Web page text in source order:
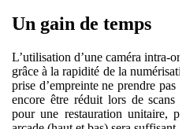
Un gain de temps
L’utilisation d’une caméra intra-
grâce à la rapidité de la
prise d’empreinte ne prendre pas
encore être réduit lors de scans
pour une restauration unitaire,